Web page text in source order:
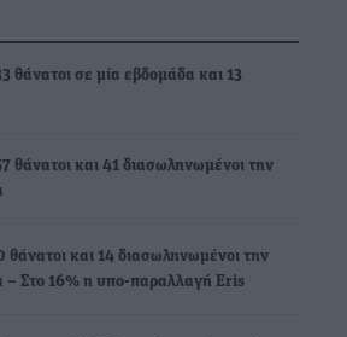
θάνατοι σε μία εβδομάδα και 13
θάνατοι και 41 διασωληνωμένοι την
και 14 διασωληνωμένοι την
– Στο 16% η υπο-παραλλαγή Eris